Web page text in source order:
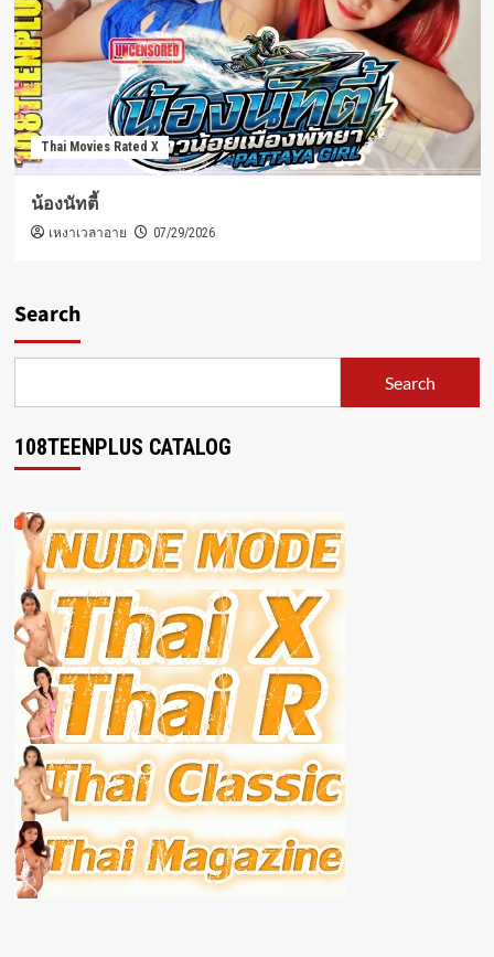
Thai Movies Rated X
น้องนัทตี้
เหงาเวลาอาย 07/29/2026
Search
Search
108TEENPLUS CATALOG